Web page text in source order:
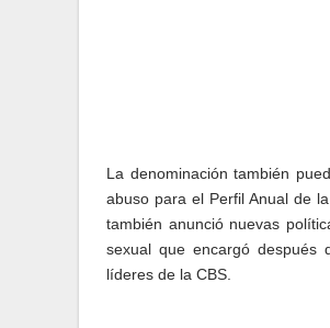
La denominación también
abuso para el Perfil Anual de
también anunció nuevas
sexual que encargó después
líderes de la CBS.